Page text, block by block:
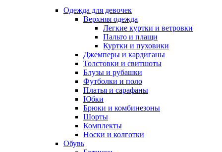
Одежда для девочек
Верхняя одежда
Легкие куртки и ветровки
Пальто и плащи
Куртки и пуховики
Джемперы и кардиганы
Толстовки и свитшоты
Блузы и рубашки
Футболки и поло
Платья и сарафаны
Юбки
Брюки и комбинезоны
Шорты
Комплекты
Носки и колготки
Обувь